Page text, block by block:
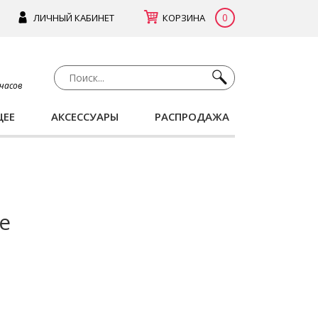
ЛИЧНЫЙ КАБИНЕТ КОРЗИНА 0
АКСЕССУАРЫ РАСПРОДАЖА